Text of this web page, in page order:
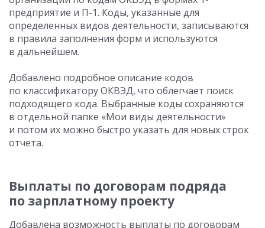
предприятие и П-1. Коды, указанные для
определенных видов деятельности, записываются
в правила заполнения форм и используются
в дальнейшем.
Добавлено подробное описание кодов
по классификатору ОКВЭД, что облегчает поиск
подходящего кода. Выбранные коды сохраняются
в отдельной папке «Мои виды деятельности»
и потом их можно быстро указать для новых строк
отчета.
Выплаты по договорам подряда
по зарплатному проекту
Добавлена возможность выплаты по договорам